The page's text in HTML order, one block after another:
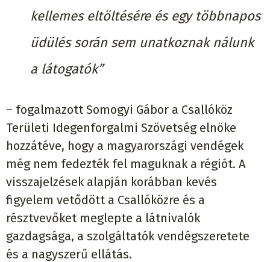
kellemes eltöltésére és egy többnapos
üdülés során sem unatkoznak nálunk
a látogatók”
– fogalmazott Somogyi Gábor a Csallóköz
Területi Idegenforgalmi Szövetség elnöke
hozzátéve, hogy a magyarországi vendégek
még nem fedezték fel maguknak a régiót. A
visszajelzések alapján korábban kevés
figyelem vetődött a Csallóközre és a
résztvevőket meglepte a látnivalók
gazdagsága, a szolgáltatók vendégszeretete
és a nagyszerű ellátás.